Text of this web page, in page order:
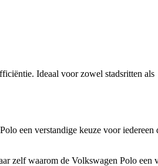
Ideaal voor zowel stadsritten als
een verstandige keuze voor iedereen
zelf waarom de Volkswagen Polo een